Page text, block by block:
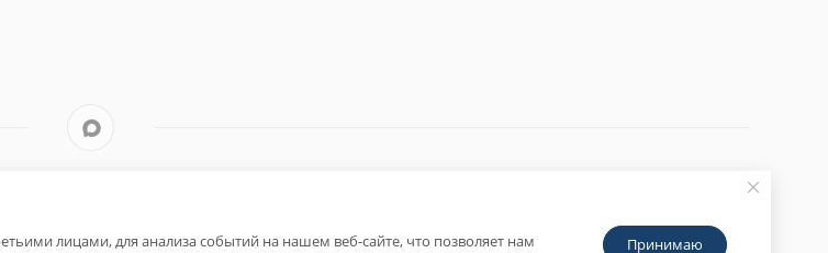
лицами, для анализа событий на нашем веб-сайте, что позволяет нам Принимаю